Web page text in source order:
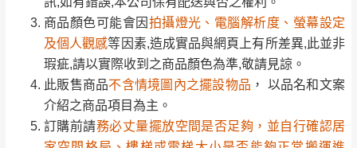
商品顏色可能會因 拍攝燈光、電腦解析度、螢幕設定
及個人觀感等因素,造成實品與網頁上有所差異,此並非
瑕疵,請以實際收到之商品顏色為準,敬請見諒。
此販售商品不含情境圖內之擺設物品 ， 以品名和文案
介紹之商品項目為主。
訂購前請務必丈量擺放空間是否足夠，並自行確認居
訂購前請 務必丈量擺放空間是否足夠，並自行確認居
家空間格局、樓梯或電梯大小是否能夠正常搬運進
入，若因特殊地形與建築物等限制而導致無法配送，
本公司保有配送與否之權利,且首趟配送運費須由購買
方自行負擔。
現貨+預購，訂購前請先確認庫存。由於品項繁多，網
。
其它注意事項
本司貨車運送如因路況不佳、天候惡劣、過於偏遠之
山區內等，或收貨地點搬運過於困難等因素，導致無
法順利配送，本公司除了盡最大努力完成配送外，視
詳細尺寸以實品為主。
非因本公司問題而需退換貨，請於收到貨7日
內通知客服人員(Line@ ID：@dershin)，並
須保持商品全新狀態與完整包裝。鑑賞期間
若發生非本司因素致使之汙損破壞，恕無法
辦理退換貨。